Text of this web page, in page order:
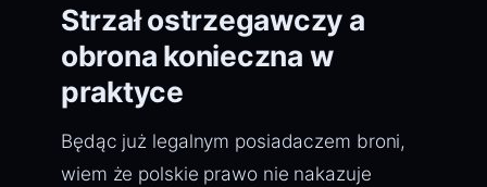
Strzał ostrzegawczy a
obrona konieczna w
praktyce
Będąc już legalnym posiadaczem broni,
wiem że polskie prawo nie nakazuje